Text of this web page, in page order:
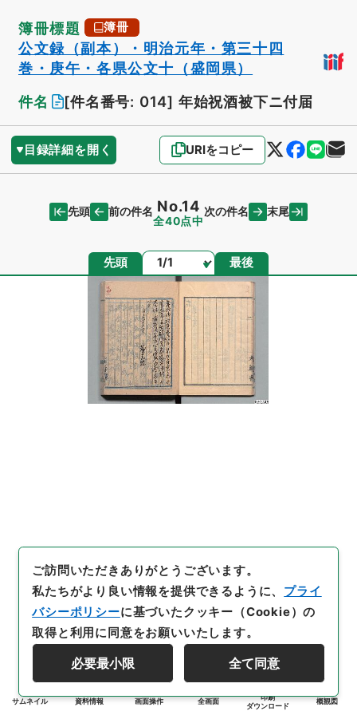
簿冊標題 簿冊
公文録（副本）・明治元年・第三十四
巻・庚午・各県公文十（盛岡県）
件名
[件名番号: 014] 年始祝酒被下ニ付届
目録詳細を開く URIをコピー
先頭 前の件名 No.14
全40点中
次の件名 末尾
先頭 ページ 最後
サムネイル 資料情報 画面操作 全画面
印刷
ダウンロード
概観図
ご訪問いただきありがとうございます。
私たちがより良い情報を提供できるように、 プライ
バシーポリシーに基づいたクッキー（Cookie）の
取得と利用に同意をお願いいたします。
必要最小限 全て同意